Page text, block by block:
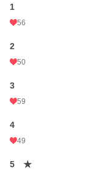
お気に入り
24h.ポイント
文字数
更新日時
初回公開日時
初回完結日時
1
56
2
50
3
59
4
49
5 ★